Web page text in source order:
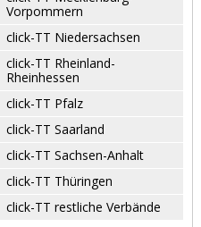
Vorpommern
click-TT Niedersachsen
click-TT Rheinland-
Rheinhessen
click-TT Pfalz
click-TT Saarland
click-TT Sachsen-Anhalt
click-TT Thüringen
click-TT restliche Verbände